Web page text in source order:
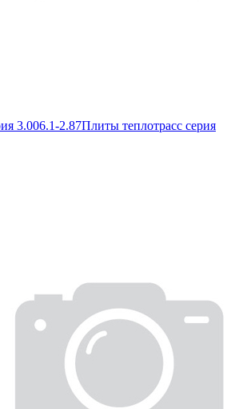
3.006.1-2.87Плиты теплотрасс серия